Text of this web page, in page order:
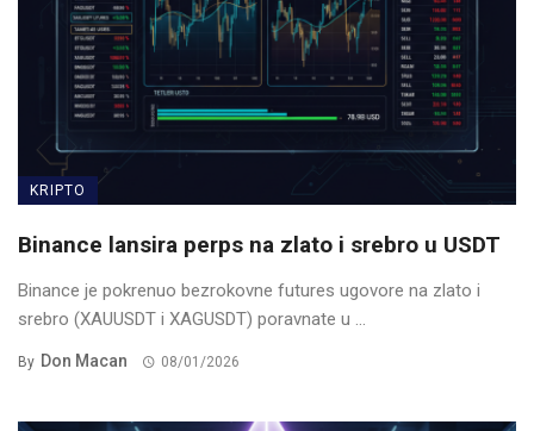
KRIPTO
Binance lansira perps na zlato i srebro u USDT
Binance je pokrenuo bezrokovne futures ugovore na zlato i
srebro (XAUUSDT i XAGUSDT) poravnate u ...
By Don Macan 08/01/2026